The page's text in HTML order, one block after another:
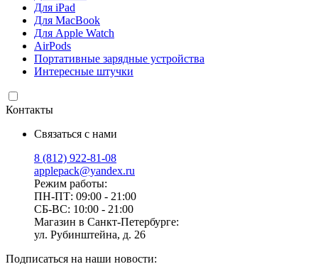
Для iPad
Для MacBook
Для Apple Watch
AirPods
Портативные зарядные устройства
Интересные штучки
Контакты
Связаться с нами
8 (812) 922-81-08
applepack@yandex.ru
Режим работы:
ПН-ПТ: 09:00 - 21:00
СБ-ВС: 10:00 - 21:00
Магазин в Санкт-Петербурге:
ул. Рубинштейна, д. 26
Подписаться на наши новости: